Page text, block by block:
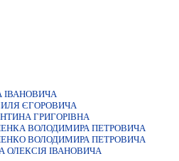
IВАНОВИЧА
ЄГОРОВИЧА
ГРИГОРIВНА
ВОЛОДИМИРА ПЕТРОВИЧА
ВОЛОДИМИРА ПЕТРОВИЧА
ОЛЕКСIЯ IВАНОВИЧА